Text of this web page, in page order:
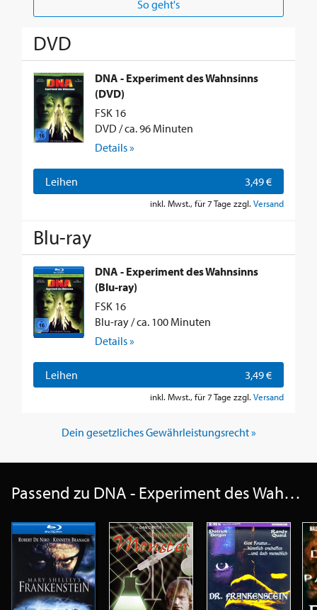
So geht's
DVD
DNA - Experiment des Wahnsinns
(DVD)
FSK 16
DVD / ca. 96 Minuten
Details »
Leihen 3,49 €
inkl. Mwst., für 7 Tage zzgl. Versand
Blu-ray
DNA - Experiment des Wahnsinns
(Blu-ray)
FSK 16
Blu-ray / ca. 100 Minuten
Details »
Leihen 3,49 €
inkl. Mwst., für 7 Tage zzgl. Versand
Dein gesetzliches Gewährleistungsrecht »
Passend zu DNA - Experiment des Wahnsinns